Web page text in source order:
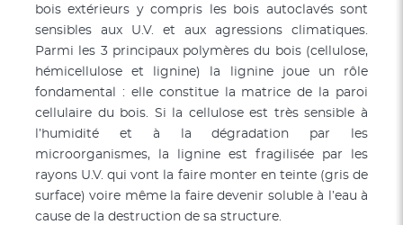
bois extérieurs y compris les bois autoclavés sont
sensibles aux U.V. et aux agressions climatiques.
Parmi les 3 principaux polymères du bois (cellulose,
hémicellulose et lignine) la lignine joue un rôle
fondamental : elle constitue la matrice de la paroi
cellulaire du bois. Si la cellulose est très sensible à
l’humidité et à la dégradation par les
microorganismes, la lignine est fragilisée par les
rayons U.V. qui vont la faire monter en teinte (gris de
surface) voire même la faire devenir soluble à l’eau à
cause de la destruction de sa structure.